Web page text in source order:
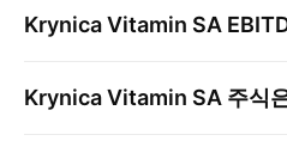
Krynica Vitamin SA
Krynica Vitamin SA 주식